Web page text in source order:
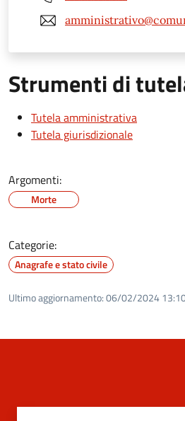
Strumenti di
Tutela amministrativa
Tutela giurisdizionale
Argomenti:
Morte
Categorie:
Anagrafe e stato civile
Ultimo aggiornamento:06/02/2024